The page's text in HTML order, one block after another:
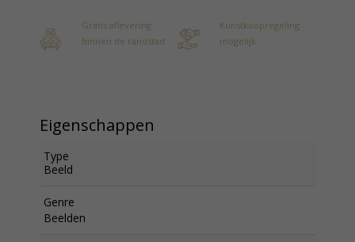
Gratis aflevering
binnen de randstad
Kunstkoopregeling
mogelijk
Eigenschappen
Type
Beeld
Genre
Beelden